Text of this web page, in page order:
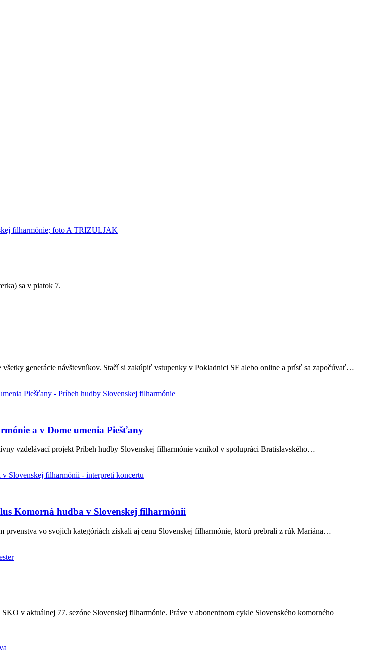
sa v piatok 7.
generácie návštevníkov. Stačí si zakúpiť vstupenky v Pokladnici SF alebo online a prísť sa započúvať…
a v Dome umenia Piešťany
vzdelávací projekt Príbeh hudby Slovenskej filharmónie vznikol v spolupráci Bratislavského…
Komorná hudba v Slovenskej filharmónii
vo svojich kategóriách získali aj cenu Slovenskej filharmónie, ktorú prebrali z rúk Mariána…
v aktuálnej 77. sezóne Slovenskej filharmónie. Práve v abonentnom cykle Slovenského komorného